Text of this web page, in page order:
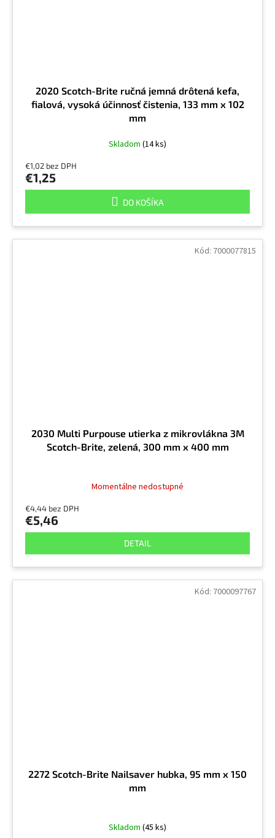
2020 Scotch-Brite ručná jemná drôtená kefa,
fialová, vysoká účinnosť čistenia, 133 mm x 102
mm
Skladom (14 ks)
€1,02 bez DPH
€1,25
DO KOŠÍKA
2030 Multi Purpouse utierka z mikrovlákna 3M
Scotch-Brite, zelená, 300 mm x 400 mm
Momentálne nedostupné
€4,44 bez DPH
€5,46
DETAIL
Kód: 7000077815
2272 Scotch-Brite Nailsaver hubka, 95 mm x 150
mm
Skladom (45 ks)
Kód: 7000097767